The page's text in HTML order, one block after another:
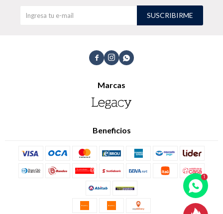
  
Marcas
Beneficios
SUSCRIBIRME
Shorts
Calzado
Accesorios